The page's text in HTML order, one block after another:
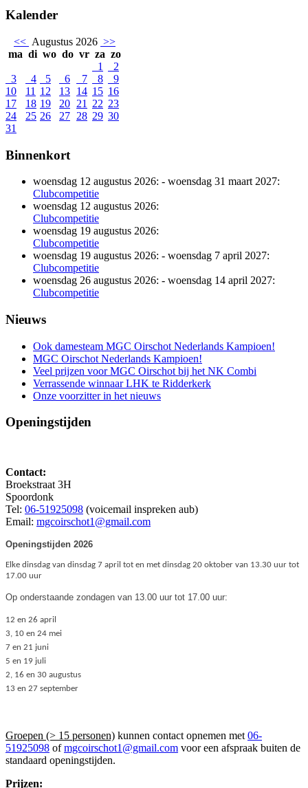
Kalender
<< Augustus 2026 >>
ma di wo do vr za zo
1
2
3
4 5 6 7 8
9
10
11 12 13 14 15 16
17
18 19 20 21 22 23
24
25 26 27 28 29 30
31
Binnenkort
woensdag 12 augustus 2026: - woensdag 31 maart 2027:
Clubcompetitie
woensdag 12 augustus 2026:
Clubcompetitie
woensdag 19 augustus 2026:
Clubcompetitie
woensdag 19 augustus 2026: - woensdag 7 april 2027:
Clubcompetitie
woensdag 26 augustus 2026: - woensdag 14 april 2027:
Clubcompetitie
Nieuws
Ook damesteam MGC Oirschot Nederlands Kampioen!
MGC Oirschot Nederlands Kampioen!
Veel prijzen voor MGC Oirschot bij het NK Combi
Verrassende winnaar LHK te Ridderkerk
Onze voorzitter in het nieuws
Openingstijden
Contact:
Broekstraat 3H
Spoordonk
Tel: 06-51925098 (voicemail inspreken aub)
Email: mgcoirschot1@gmail.com
Openingstijden 2026
Elke dinsdag van dinsdag 7 april tot en met dinsdag 20 oktober van 13.30 uur tot
17.00 uur
Op onderstaande zondagen van 13.00 uur tot 17.00 uur:
12 en 26 april
3, 10 en 24 mei
7 en 21 juni
5 en 19 juli
2, 16 en 30 augustus
13 en 27 september
Groepen (> 15 personen) kunnen contact opnemen met 06-
51925098 ofmgcoirschot1@gmail.com voor een afspraak buiten de
standaard openingstijden.
Prijzen: